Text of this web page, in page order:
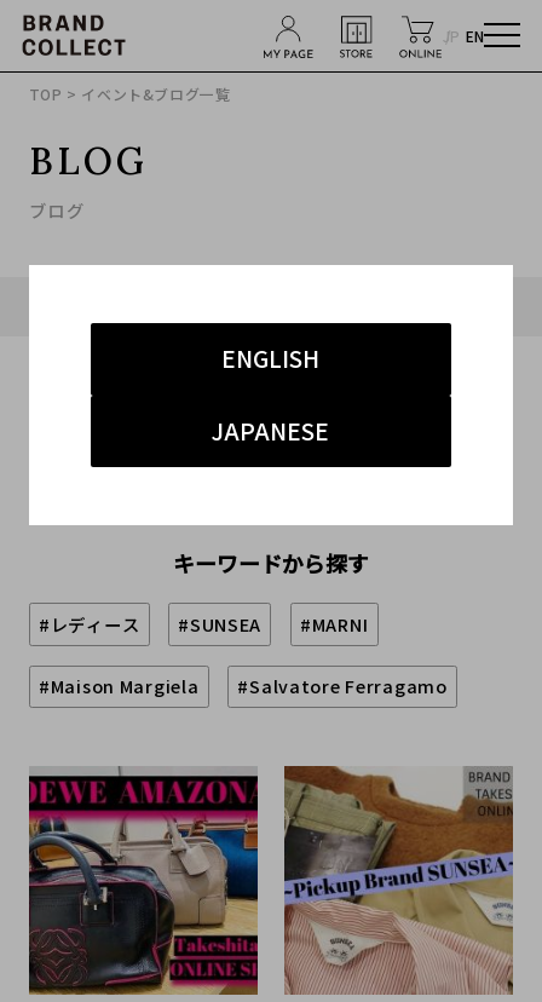
JP EN
ENGLISH
JAPANESE
TOP > イベント&ブログ一覧
BLOG
ブログ
キーワードから探す
#レディース #SUNSEA #MARNI
#Maison Margiela #Salvatore Ferragamo